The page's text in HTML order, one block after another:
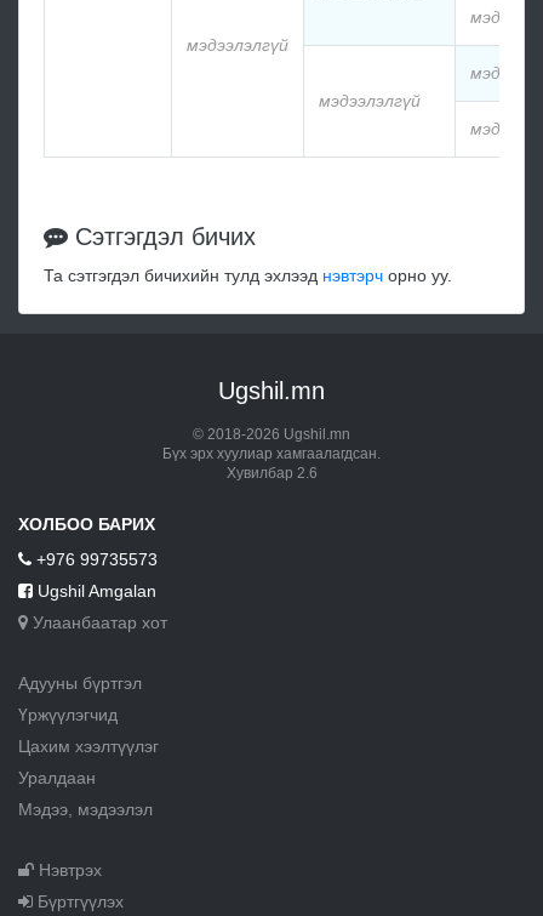
мэдээлэлгүй
мэдээлэлгүй
Сэтгэгдэл бичих
Та сэтгэгдэл бичихийн тулд эхлээд нэвтэрч орно уу.
Ugshil.mn
© 2018-2026 Ugshil.mn
Бүх эрх хуулиар хамгаалагдсан.
Хувилбар 2.6
ХОЛБОО БАРИХ
+976 99735573
Ugshil Amgalan
Улаанбаатар хот
Адууны бүртгэл
Үржүүлэгчид
Цахим хээлтүүлэг
Уралдаан
Мэдээ, мэдээлэл
Нэвтрэх
Бүртгүүлэх